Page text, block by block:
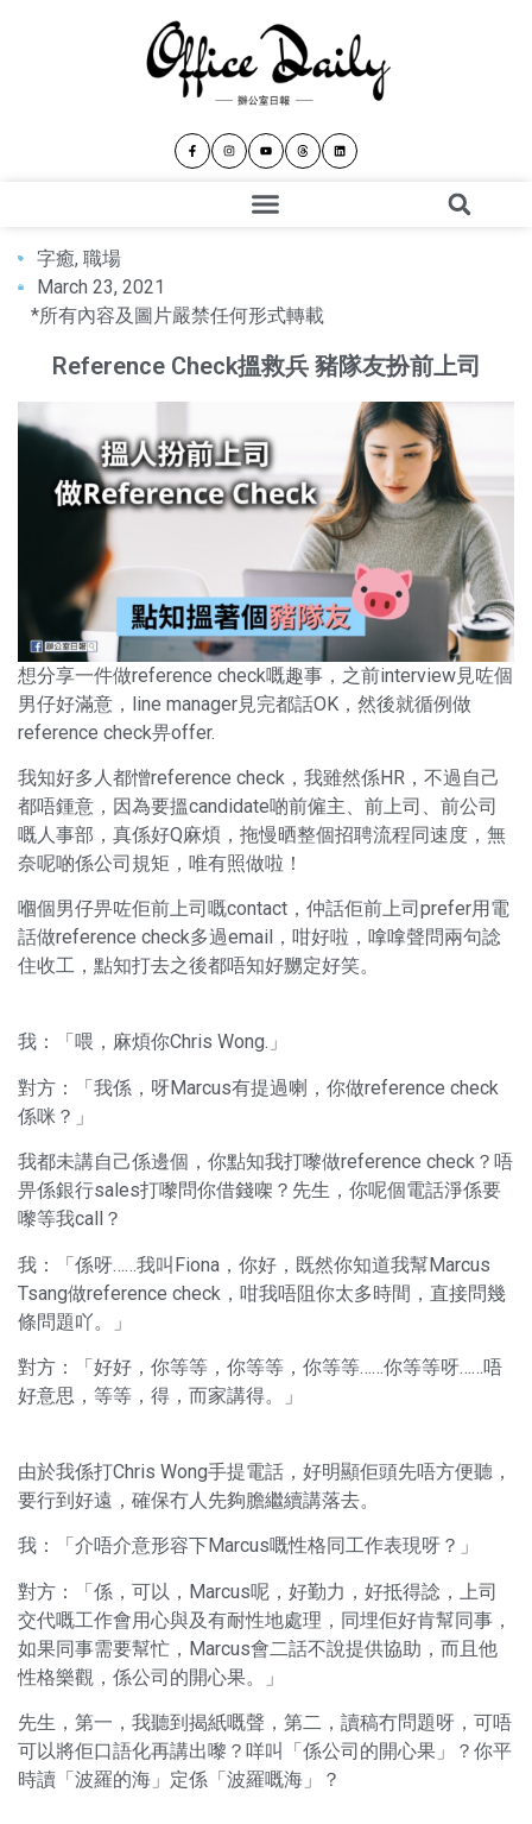
字癒, 職場
March 23, 2021
*所有內容及圖片嚴禁任何形式轉載
Reference Check搵救兵 豬隊友扮前上司
想分享一件做reference check嘅趣事，之前interview見咗個
男仔好滿意，line manager見完都話OK，然後就循例做
reference check畀offer.
我知好多人都憎reference check，我雖然係HR，不過自己
都唔鍾意，因為要搵candidate啲前僱主、前上司、前公司
嘅人事部，真係好Q麻煩，拖慢晒整個招聘流程同速度，無
奈呢啲係公司規矩，唯有照做啦！
嗰個男仔畀咗佢前上司嘅contact，仲話佢前上司prefer用電
話做reference check多過email，咁好啦，嗱嗱聲問兩句諗
住收工，點知打去之後都唔知好嬲定好笑。
我：「喂，麻煩你Chris Wong.」
對方：「我係，呀Marcus有提過喇，你做reference check
係咪？」
我都未講自己係邊個，你點知我打嚟做reference check？唔
畀係銀行sales打嚟問你借錢㗎？先生，你呢個電話淨係要
嚟等我call？
我：「係呀……我叫Fiona，你好，既然你知道我幫Marcus
Tsang做reference check，咁我唔阻你太多時間，直接問幾
條問題吖。」
對方：「好好，你等等，你等等，你等等……你等等呀……唔
好意思，等等，得，而家講得。」
由於我係打Chris Wong手提電話，好明顯佢頭先唔方便聽，
要行到好遠，確保冇人先夠膽繼續講落去。
我：「介唔介意形容下Marcus嘅性格同工作表現呀？」
對方：「係，可以，Marcus呢，好勤力，好抵得諗，上司
交代嘅工作會用心與及有耐性地處理，同埋佢好肯幫同事，
如果同事需要幫忙，Marcus會二話不說提供協助，而且他
性格樂觀，係公司的開心果。」
先生，第一，我聽到揭紙嘅聲，第二，讀稿冇問題呀，可唔
可以將佢口語化再講出嚟？咩叫「係公司的開心果」？你平
時讀「波羅的海」定係「波羅嘅海」？